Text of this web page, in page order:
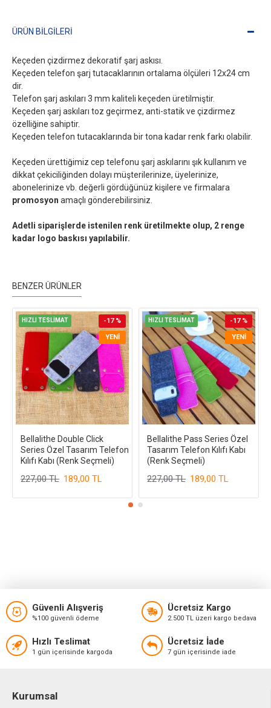
ÜRÜN BILGILERI
Keçeden çizdirmez dekoratif şarj askısı.
Keçeden telefon şarj tutacaklarının ortalama ölçüleri 12x24 cm
dir.
Telefon şarj askıları 3 mm kaliteli keçeden üretilmiştir.
Keçeden şarj askıları toz geçirmez, anti-statik ve çizdirmez
özelliğine sahiptir.
Keçeden telefon tutacaklarında bir tona kadar renk farkı olabilir.
Keçeden ürettiğimiz cep telefonu şarj askılarını şık kullanım ve
dikkat çekiciliğinden dolayı müşterilerinize, üyelerinize,
abonelerinize vb. değerli gördüğünüz kişilere ve firmalara
promosyon amaçlı gönderebilirsiniz.
Adetli siparişlerde istenilen renk üretilmekte olup, 2 renge
kadar logo baskısı yapılabilir.
BENZER ÜRÜNLER
HIZLI TESLİMAT
YENI
-17 %
Bellalithe Double Click
Series Özel Tasarım Telefon
Kılıfı Kabı (Renk Seçmeli)
189,00 TL
227,00 TL
HIZLI TESLİMAT
YENI
-17 %
Bellalithe Pass Series Özel
Tasarım Telefon Kılıfı Kabı
(Renk Seçmeli)
189,00 TL
227,00 TL
Güvenli Alışveriş
%100 güvenli ödeme
Ücretsiz Kargo
2.500 TL üzeri kargo bedava
Hızlı Teslimat
1 gün içerisinde kargoda
Ücretsiz İade
7 gün içerisinde iade
Kurumsal